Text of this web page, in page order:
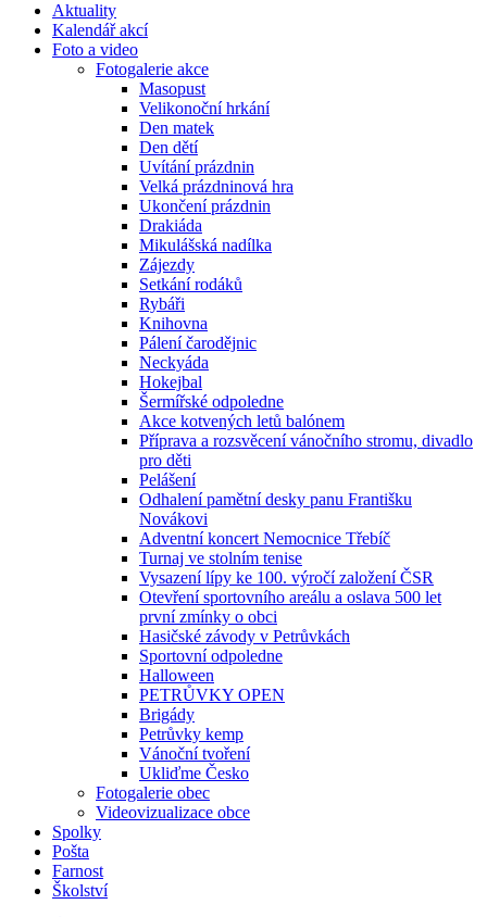
Aktuality
Kalendář akcí
Foto a video
Fotogalerie akce
Masopust
Velikonoční hrkání
Den matek
Den dětí
Uvítání prázdnin
Velká prázdninová hra
Ukončení prázdnin
Drakiáda
Mikulášská nadílka
Zájezdy
Setkání rodáků
Rybáři
Knihovna
Pálení čarodějnic
Neckyáda
Hokejbal
Šermířské odpoledne
Akce kotvených letů balónem
Příprava a rozsvěcení vánočního stromu, divadlo
pro děti
Pelášení
Odhalení pamětní desky panu Františku
Novákovi
Adventní koncert Nemocnice Třebíč
Turnaj ve stolním tenise
Vysazení lípy ke 100. výročí založení ČSR
Otevření sportovního areálu a oslava 500 let
první zmínky o obci
Hasičské závody v Petrůvkách
Sportovní odpoledne
Halloween
PETRŮVKY OPEN
Brigády
Petrůvky kemp
Vánoční tvoření
Ukliďme Česko
Fotogalerie obec
Videovizualizace obce
Spolky
Pošta
Farnost
Školství